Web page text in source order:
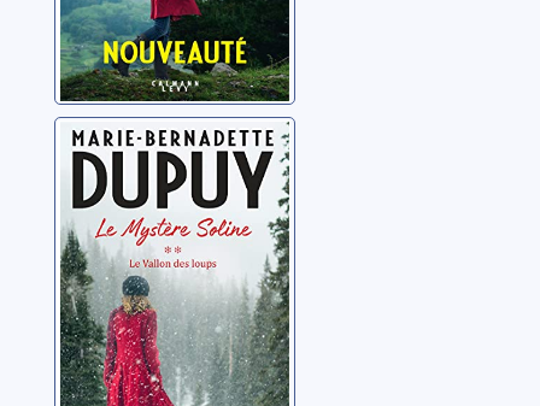
Le mystère
Soline: 02: Le
vallon des loups
Dupuy, Marie-
Bernadette